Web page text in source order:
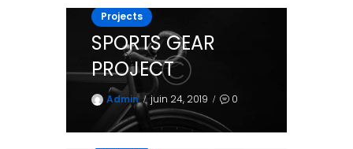
Projects
SPORTS GEAR
PROJECT
Admin juin 24, 2019 0